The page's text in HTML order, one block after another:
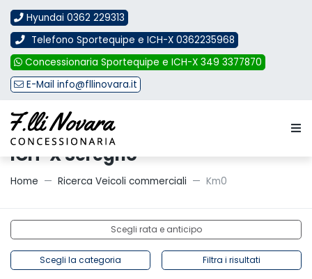
Hyundai 0362 229313
Telefono Sportequipe e ICH-X 0362235968
Concessionaria Sportequipe e ICH-X 349 3377870
E-Mail info@fllinovara.it
Auto Km0 Hyundai Sportequipe
ICH-X Seregno
Home Ricerca Veicoli commerciali Km0
Scegli rata e anticipo
Scegli la categoria Filtra i risultati